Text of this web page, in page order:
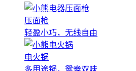
压面枪
轻盈小巧，无线自由
电火锅
多用途锅，鸳鸯双味